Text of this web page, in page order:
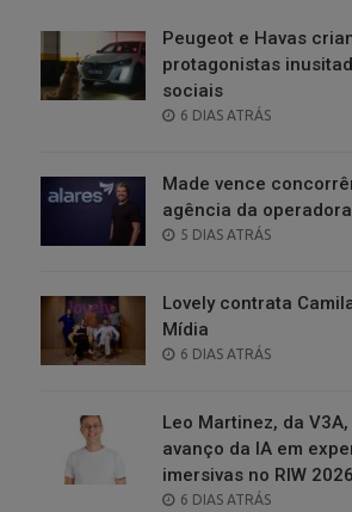
Peugeot e Havas
protagonistas
sociais
POSTED
6 DIAS ATRÁS
Made vence
agência da
POSTED
5 DIAS ATRÁS
Lovely contrata
Mídia
POSTED
6 DIAS ATRÁS
Leo Martinez, da
avanço da IA em
imersivas no RIW 2026
POSTED
6 DIAS ATRÁS